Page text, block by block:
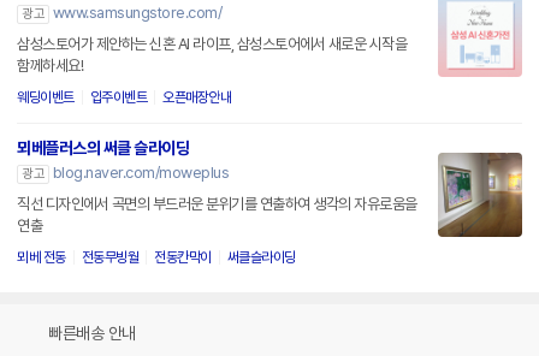
광고 www.samsungstore.com/
삼성스토어가 제안하는 신혼 AI 라이프, 삼성스토어에서 새로운 시작을
함께하세요!
웨딩이벤트 입주이벤트 오픈매장안내
뫼베플러스의 써클 슬라이딩
광고
blog.naver.com/moweplus
직선 디자인에서 곡면의 부드러운 분위기를 연출하여 생각의 자유로움을
연출
뫼베 전동 전동무빙월 전동칸막이 써클슬라이딩
빠른배송 안내